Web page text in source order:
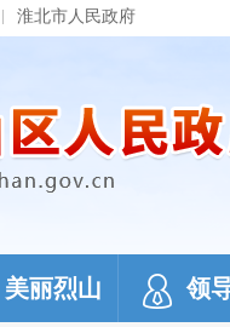
淮北市人民政府
美丽烈山 领